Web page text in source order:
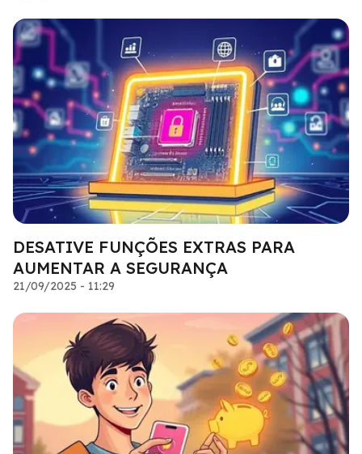
DESATIVE FUNÇÕES EXTRAS PARA
AUMENTAR A SEGURANÇA
21/09/2025 - 11:29